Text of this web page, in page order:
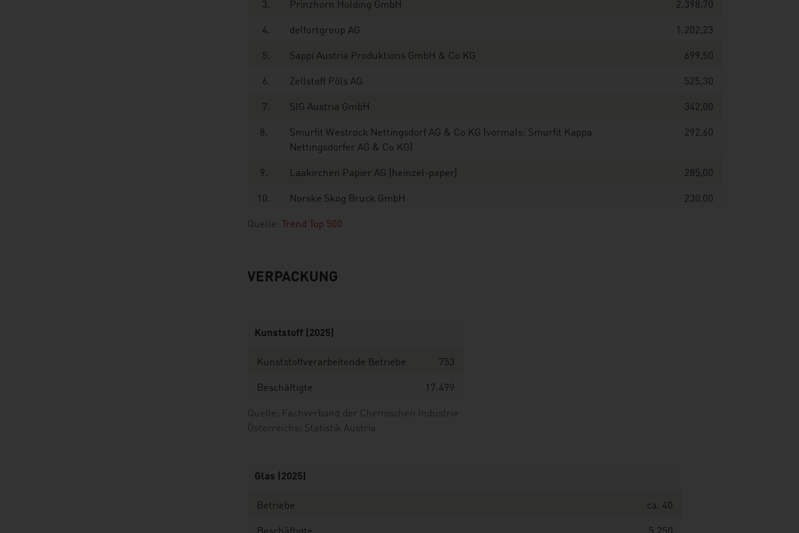
Quelle: Trend Top 500
3. Prinzhorn Holding GmbH 2.398,70
4. delfortgroup AG 1.202,23
5. Sappi Austria Produktions GmbH & Co KG 699,50
6. Zellstoff Pöls AG 525,30
7. SIG Austria GmbH 342,00
8.
Smurfit Westrock Nettingsdorf AG & Co KG (vormals: Smurfit Kappa
Nettingsdorfer AG & Co KG)
292,60
9. Laakirchen Papier AG (heinzel-paper) 285,00
10. Norske Skog Bruck GmbH 230,00
VERPACKUNG
Quelle: Fachverband der Chemischen Industrie
Österreichs; Statistik Austria
Kunststoff (2025)
Kunststoffverarbeitende Betriebe 753
Beschäftigte 17.499
Glas (2025)
Betriebe ca. 40